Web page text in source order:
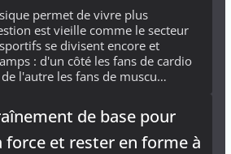
permet de vivre plus
est vieille comme le secteur
se divisent encore et
: d'un côté les fans de cardio
l'autre les fans de muscu…
de base pour
force et rester en forme à